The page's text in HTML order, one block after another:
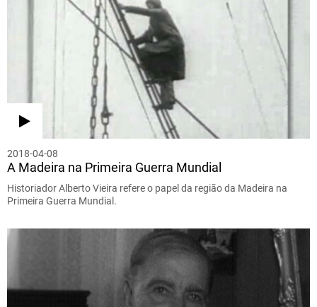
2018-04-08
A Madeira na Primeira Guerra Mundial
Historiador Alberto Vieira refere o papel da região da Madeira na
Primeira Guerra Mundial.